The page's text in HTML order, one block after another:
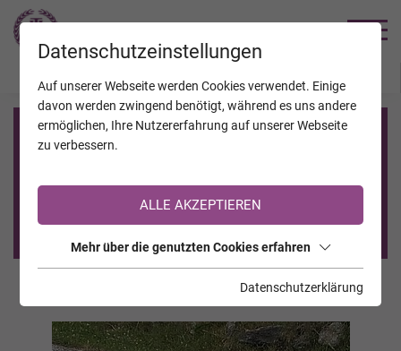
Registrierung auf TrauerHilfe.it
Sie sind noch nicht auf TrauerHilfe.it registriert?
>> zur kostenlosen Registrierung <<
Datenschutzeinstellungen
Auf unserer Webseite werden Cookies verwendet. Einige
davon werden zwingend benötigt, während es uns andere
ermöglichen, Ihre Nutzererfahrung auf unserer Webseite
zu verbessern.
ALLE AKZEPTIEREN
Mehr über die genutzten Cookies erfahren
Datenschutzerklärung
JAHRESTAGE KALENDER VERSTORBENE